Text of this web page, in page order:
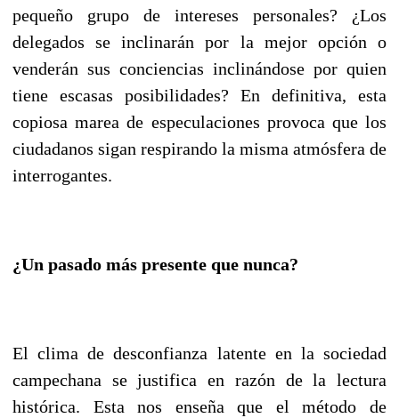
pequeño grupo de intereses personales? ¿Los
delegados se inclinarán por la mejor opción o
venderán sus conciencias inclinándose por quien
tiene escasas posibilidades? En definitiva, esta
copiosa marea de especulaciones provoca que los
ciudadanos sigan respirando la misma atmósfera de
interrogantes.
¿Un pasado más presente que nunca?
El clima de desconfianza latente en la sociedad
campechana se justifica en razón de la lectura
histórica. Esta nos enseña que el método de